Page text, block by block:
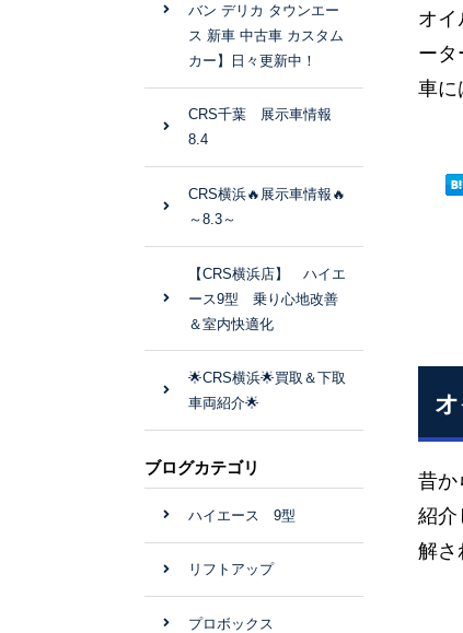
オ
ータ
車
昔か
紹介
解さ
バン デリカ タウンエー
ス 新車 中古車 カスタム
カー】日々更新中！
CRS千葉 展示車情報
8.4
CRS横浜🔥展示車情報🔥
～8.3～
【CRS横浜店】 ハイエ
ース9型 乗り心地改善
＆室内快適化
🌟CRS横浜🌟買取＆下取
車両紹介🌟
ブログカテゴリ
ハイエース 9型
リフトアップ
プロボックス